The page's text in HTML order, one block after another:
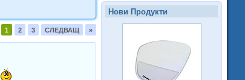
1 2 3 СЛЕДВАЩ »
Нови Продукти